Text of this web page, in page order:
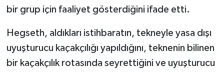
bir grup için faaliyet gösterdiğini ifade etti.
Hegseth, aldıkları istihbaratın, tekneyle yasa dışı
uyuşturucu kaçakçılığı yapıldığını, teknenin bilinen
bir kaçakçılık rotasında seyrettiğini ve uyuşturucu